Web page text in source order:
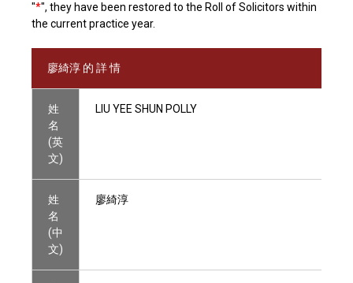
"*", they have been restored to the Roll of Solicitors within
the current practice year.
廖綺淳 的 詳 情
姓
名
(英
文)
LIU YEE SHUN POLLY
姓
名
(中
文)
廖綺淳